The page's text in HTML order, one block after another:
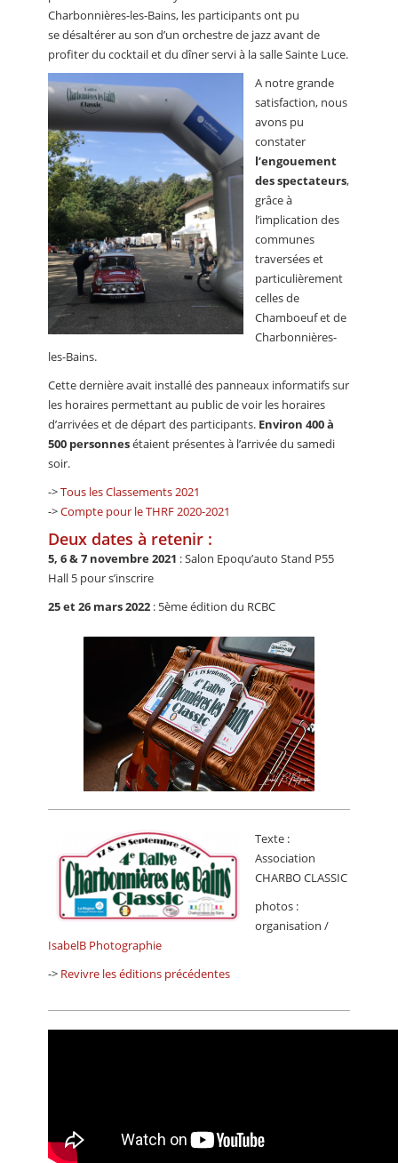
Charbonnières-les-Bains, les participants ont pu
se désaltérer au son d’un orchestre de jazz avant de
profiter du cocktail et du dîner servi à la salle Sainte Luce.
A notre grande
satisfaction, nous
avons pu
constater
l’engouement
des spectateurs,
grâce à
l’implication des
communes
traversées et
particulièrement
celles de
Chamboeuf et de
Charbonnières-
les-Bains.
Cette dernière avait installé des panneaux informatifs sur
les horaires permettant au public de voir les horaires
d’arrivées et de départ des participants. Environ 400 à
500 personnesétaient présentes à l’arrivée du samedi
soir.
->Tous les Classements 2021
->Compte pour le THRF 2020-2021
Deux dates à retenir :
5, 6 & 7 novembre 2021 : Salon Epoqu’auto Stand P55
Hall 5 pour s’inscrire
25 et 26 mars 2022 : 5ème édition du RCBC
Texte :
Association
CHARBO CLASSIC
photos :
organisation /
IsabelB Photographie
-> Revivre les éditions précédentes